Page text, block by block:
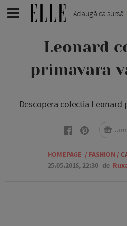
Adaugă ca sursă
Leonard
primavara
Descopera colectia Leonard
HOMEPAGE / FASHION /
25.05.2016, 22:30 de